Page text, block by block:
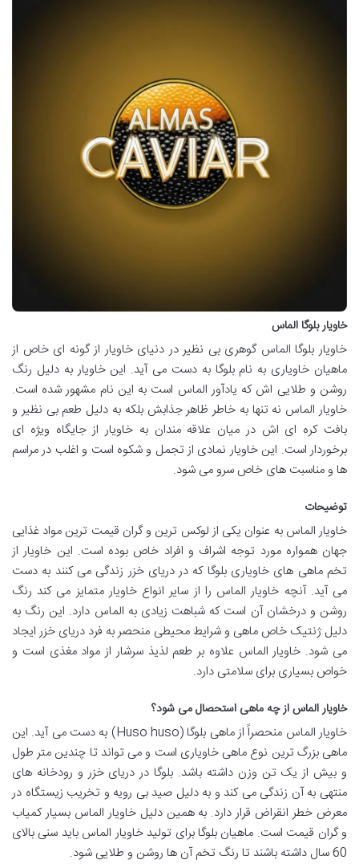
خاویار بلوگا الماس
خاویار بلوگا الماس گوهری بی نظیر در دنیای خاویار از گونه ای خاص از
ماهیان خاویاری به نام بلوگا به دست می آید. این خاویار به دلیل رنگ
روشن و طلایی اش که یادآور الماس است به این نام مشهور شده است.
خاویار الماس نه تنها به خاطر ظاهر جذابش بلکه به دلیل طعم بی نظیر و
بافت کره ای اش در میان علاقه مندان به خاویار از جایگاه ویژه ای
برخوردار است. این خاویار نمادی از تجمل و شکوه است و اغلب در مراسم
ها و مناسبت های خاص سرو می شود.
توضیحات
خاویار الماس به عنوان یکی از لوکس ترین و گران قیمت ترین مواد غذایی
جهان همواره مورد توجه اشراف و افراد خاص بوده است. این خاویار از
تخم ماهی های خاویاری بلوگا که در دریای خزر زندگی می کنند به دست
می آید. آنچه خاویار الماس را از سایر انواع خاویار متمایز می کند رنگ
روشن و درخشان آن است که شباهت زیادی به الماس دارد. این رنگ به
دلیل ژنتیک خاص ماهی و شرایط محیطی منحصر به فرد دریای خزر ایجاد
می شود. خاویار الماس علاوه بر طعم لذیذ سرشار از مواد مغذی است و
خواص بسیاری برای سلامتی دارد.
خاویار الماس از چه ماهی استحصال می شود؟
خاویار الماس منحصراً از ماهی بلوگا (Huso huso) به دست می آید. این
ماهی بزرگ ترین نوع ماهی خاویاری است و می تواند تا چندین متر طول
و بیش از یک تن وزن داشته باشد. بلوگا در دریای خزر و رودخانه های
منتهی به آن زندگی می کند و به دلیل صید بی رویه و تخریب زیستگاه در
معرض خطر انقراض قرار دارد. به همین دلیل خاویار الماس بسیار کمیاب
و گران قیمت است. ماهیان بلوگا برای تولید خاویار الماس باید سنی بالای
60 سال داشته باشند تا رنگ تخم آن ها روشن و طلایی شود.